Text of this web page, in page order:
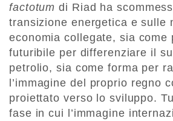
factotum di Riad ha
transizione energetica e sulle
economia collegate, sia come
futuribile per differenziare il
petrolio, sia come forma per
l’immagine del proprio regno
proiettato verso lo sviluppo.
fase in cui l’immagine